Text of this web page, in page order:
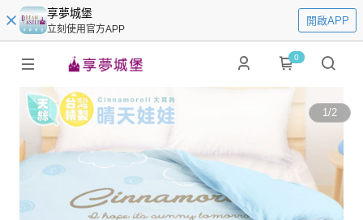
享夢城堡
立刻使用官方APP
開啟APP
0
1/2